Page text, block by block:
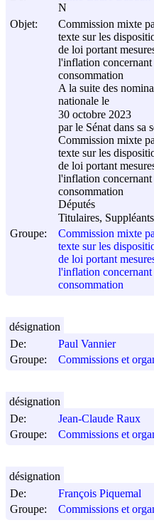
N
Objet:
Commission mixte
texte sur les
de loi portant
l'inflation concernant
consommation
A la suite des
nationale le
30 octobre 2023
par le Sénat dans sa
Commission mixte
texte sur les
de loi portant
l'inflation concernant
consommation
Députés
Titulaires, Suppléants
Groupe:
Commission mixte
texte sur les
de loi portant
l'inflation concernant
consommation
De:
Paul Vannier
Groupe:
Commissions et
désignation
De:
Jean-Claude Raux
Groupe:
Commissions et
désignation
De:
François Piquemal
Groupe:
Commissions et
désignation